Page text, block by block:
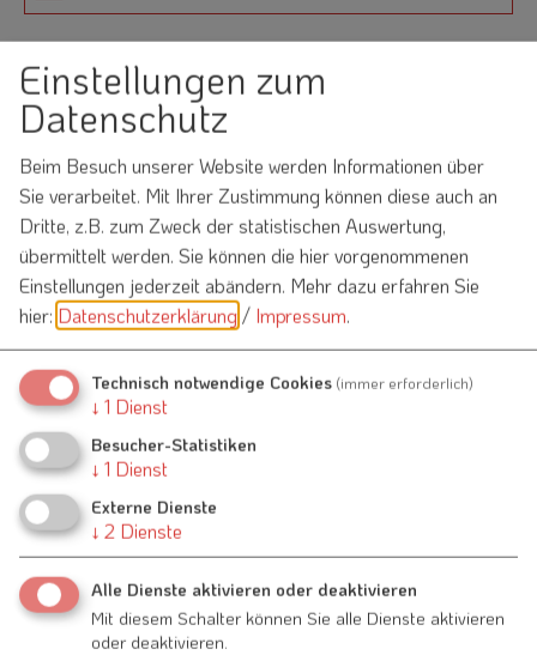
Vorhabenbezogener Bebauungsplan Raitenbuch Nr. 9 -
Sonderbaufläche zur Lagerung von Sekundar- und
Recyclingbaustoffen; Planblatt und Satzung
Vorhabenbezogener Bebauungsplan Raitenbuch Nr. 9 -
Sonderbaufläche zur Lagerung von Sekundar- und
Recyclingbaustoffen; Begründung
Vorhabenbezogener Bebauungsplan Raitenbuch Nr. 9 -
Sonderbaufläche zur Lagerung von Sekundar- und
Recyclingbaustoffen; Zusammenfassende Erklärung
Bebauungsplan Nr. 7 "Raitenbuch Süd"
Bebauungsplan Bechthal Nr. 3 "Bechthal Süd"
Einstellungen zum
Datenschutz
Beim Besuch unserer Website werden Informationen über
Sie verarbeitet. Mit Ihrer Zustimmung können diese auch an
Dritte, z.B. zum Zweck der statistischen Auswertung,
übermittelt werden. Sie können die hier vorgenommenen
Einstellungen jederzeit abändern. Mehr dazu erfahren Sie
hier: Datenschutzerklärung/ Impressum.
Technisch notwendige Cookies (immer erforderlich)
↓ 1 Dienst
Besucher-Statistiken
↓ 1 Dienst
Externe Dienste
↓ 2 Dienste
Alle Dienste aktivieren oder deaktivieren
Mit diesem Schalter können Sie alle Dienste aktivieren
oder deaktivieren.